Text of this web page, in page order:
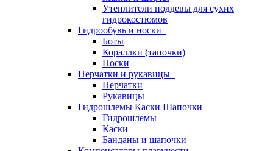
Утеплители поддевы для сухих
гидрокостюмов
Гидрообувь и носки
Боты
Кораллки (тапочки)
Носки
Перчатки и рукавицы
Перчатки
Рукавицы
Гидрошлемы Каски Шапочки
Гидрошлемы
Каски
Банданы и шапочки